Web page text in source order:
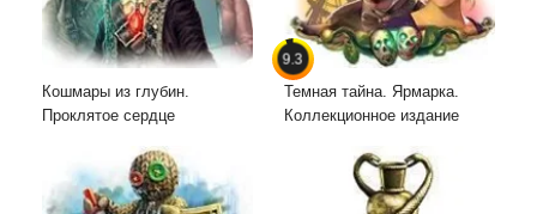
Кошмары из глубин.
Проклятое сердце
9.3
Темная тайна. Ярмарка.
Коллекционное издание